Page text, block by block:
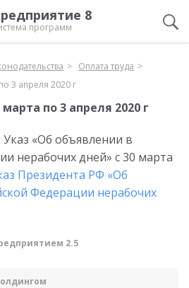
8
программ
Оплата труда
3 апреля 2020 г
по 3 апреля 2020 г
«Об объявлении в
нерабочих дней» с 30 марта
Президента РФ «Об
Федерации нерабочих
2.5